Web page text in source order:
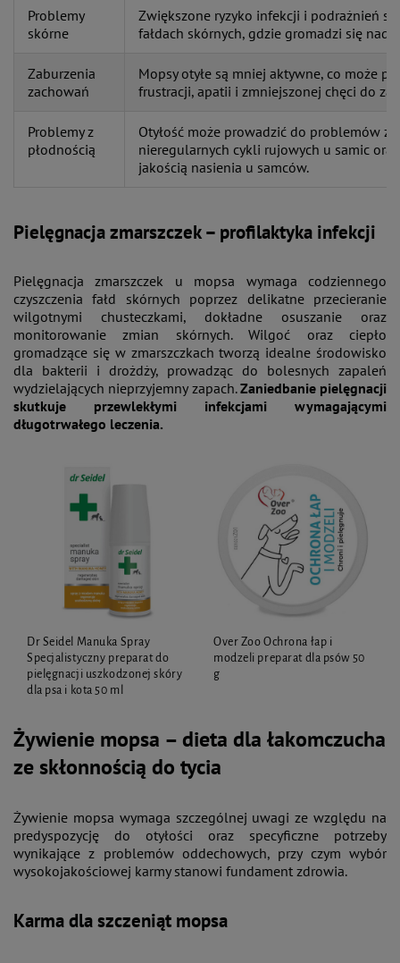
Problemy
skórne
Zwiększone ryzyko infekcji i podrażnień
fałdach skórnych, gdzie gromadzi się
Zaburzenia
zachowań
Mopsy otyłe są mniej aktywne, co może
frustracji, apatii i zmniejszonej chęci do
Problemy z
płodnością
Otyłość może prowadzić do problemów z
nieregularnych cykli rujowych u samic
jakością nasienia u samców.
Pielęgnacja zmarszczek – profilaktyka infekcji
Pielęgnacja zmarszczek u mopsa wymaga codziennego
czyszczenia fałd skórnych poprzez delikatne przecieranie
wilgotnymi chusteczkami, dokładne osuszanie oraz
monitorowanie zmian skórnych. Wilgoć oraz ciepło
gromadzące się w zmarszczkach tworzą idealne środowisko
dla bakterii i drożdży, prowadząc do bolesnych zapaleń
wydzielających nieprzyjemny zapach.Zaniedbanie pielęgnacji
skutkuje przewlekłymi infekcjami wymagającymi
długotrwałego leczenia.
Dr Seidel Manuka Spray
Specjalistyczny preparat do
pielęgnacji uszkodzonej skóry
dla psa i kota 50 ml
Over Zoo Ochrona łap i
modzeli preparat dla psów 50
g
Żywienie mopsa – dieta dla łakomczucha
ze skłonnością do tycia
Żywienie mopsa wymaga szczególnej uwagi ze względu na
predyspozycję do otyłości oraz specyficzne potrzeby
wynikające z problemów oddechowych, przy czym wybór
wysokojakościowej karmy stanowi fundament zdrowia.
Karma dla szczeniąt mopsa